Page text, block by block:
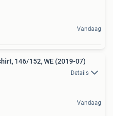
Vandaag
146/152, WE (2019-07)
Details
Vandaag